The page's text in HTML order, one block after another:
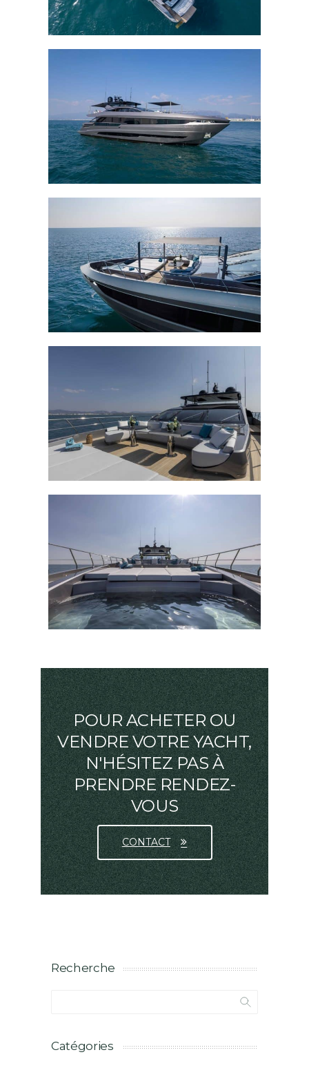
POUR ACHETER OU
VENDRE VOTRE YACHT,
N'HÉSITEZ PAS À
PRENDRE RENDEZ-
VOUS
CONTACT
Recherche
Catégories